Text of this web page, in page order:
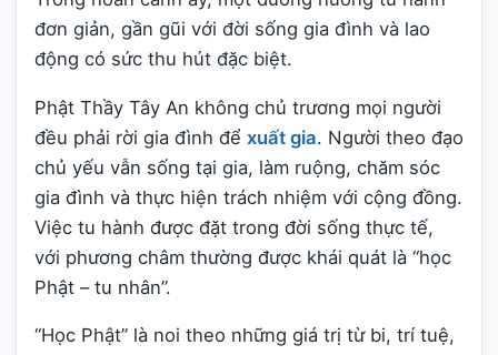
đơn giản, gần gũi với đời sống gia đình và lao
động có sức thu hút đặc biệt.
Phật Thầy Tây An không chủ trương mọi người
đều phải rời gia đình để xuất gia. Người theo đạo
chủ yếu vẫn sống tại gia, làm ruộng, chăm sóc
gia đình và thực hiện trách nhiệm với cộng đồng.
Việc tu hành được đặt trong đời sống thực tế,
với phương châm thường được khái quát là “học
Phật – tu nhân”.
“Học Phật” là noi theo những giá trị từ bi, trí tuệ,